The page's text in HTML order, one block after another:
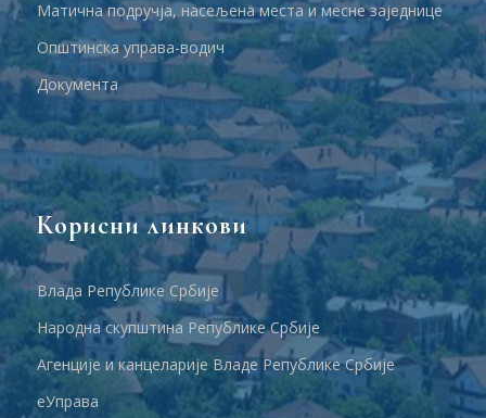
Матична подручја, насељена места и месне заједнице
Општинска управа-водич
Документа
Корисни линкови
Влада Републике Србије
Народна скупштина Републике Србије
Агенције и канцеларије Владе Републике Србије
еУправа